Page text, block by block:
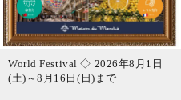
World Festival ◇ 2026年8月1日
(土)～8月16日(日)まで